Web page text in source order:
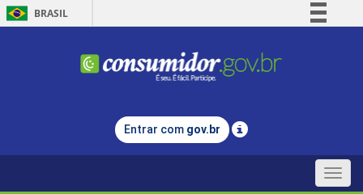
BRASIL
Comunica BR
Legislação
Entrar com gov.br
Toggle